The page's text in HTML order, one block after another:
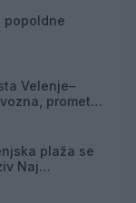
popoldne
Velenje–
promet
plaža se
Naj